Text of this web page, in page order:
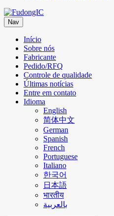
Nav
Início
Sobre nós
Fabricante
Pedido/RFQ
Controle de qualidade
Últimas notícias
Entre em contato
Idioma
English
简体中文
German
Spanish
French
Portuguese
Italiano
한국어
日本語
भारतीय
بالعربية